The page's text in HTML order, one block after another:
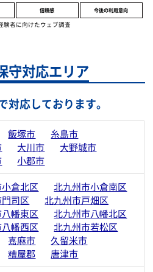
信頼感 今後の利用意向
験者に向けたウェブ調査
守対応エリア
対応しております。
飯塚市
糸島市
大川市
大野城市
小郡市
倉北区
北九州市小倉南区
司区
北九州市戸畑区
幡東区
北九州市八幡北区
幡西区
北九州市若松区
嘉麻市
久留米市
糟屋郡 唐津市